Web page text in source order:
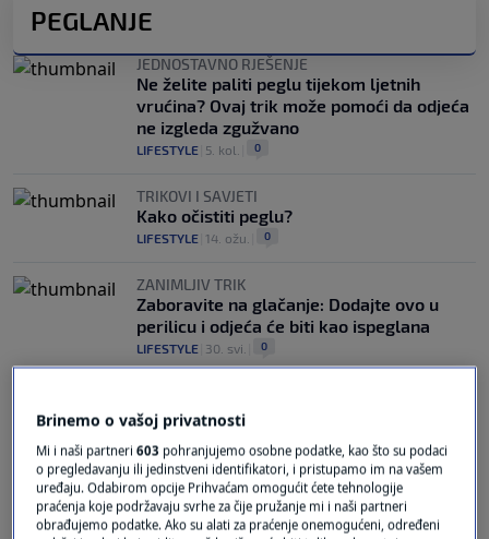
PEGLANJE
JEDNOSTAVNO RJEŠENJE
Ne želite paliti peglu tijekom ljetnih
vrućina? Ovaj trik može pomoći da odjeća
ne izgleda zgužvano
LIFESTYLE 5. kol. 0
TRIKOVI I SAVJETI
Kako očistiti peglu?
LIFESTYLE 14. ožu. 0
ZANIMLJIV TRIK
Zaboravite na glačanje: Dodajte ovo u
perilicu i odjeća će biti kao ispeglana
LIFESTYLE 30. svi. 0
Oglas
Brinemo o vašoj privatnosti
Mi i naši partneri603 pohranjujemo osobne podatke, kao što su podaci
o pregledavanju ili jedinstveni identifikatori, i pristupamo im na vašem
uređaju. Odabirom opcije Prihvaćam omogućit ćete tehnologije
praćenja koje podržavaju svrhe za čije pružanje mi i naši partneri
obrađujemo podatke. Ako su alati za praćenje onemogućeni, određeni